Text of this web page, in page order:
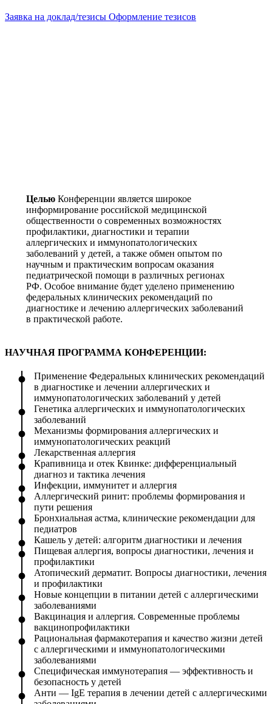
Заявка на доклад/тезисы Оформление тезисов
ЦельюКонференции является широкое
информирование российской медицинской
общественности о современных возможностях
профилактики, диагностики и терапии
аллергических и иммунопатологических
заболеваний у детей, а также обмен опытом по
научным и практическим вопросам оказания
педиатрической помощи в различных регионах
РФ. Особое внимание будет уделено применению
федеральных клинических рекомендаций по
диагностике и лечению аллергических заболеваний
в практической работе.
НАУЧНАЯ ПРОГРАММА КОНФЕРЕНЦИИ:
Применение Федеральных клинических рекомендаций
в диагностике и лечении аллергических и
иммунопатологических заболеваний у детей
Генетика аллергических и иммунопатологических
заболеваний
Механизмы формирования аллергических и
иммунопатологических реакций
Лекарственная аллергия
Крапивница и отек Квинке: дифференциальный
диагноз и тактика лечения
Инфекции, иммунитет и аллергия
Аллергический ринит: проблемы формирования и
пути решения
Бронхиальная астма, клинические рекомендации для
педиатров
Кашель у детей: алгоритм диагностики и лечения
Пищевая аллергия, вопросы диагностики, лечения и
профилактики
Атопический дерматит. Вопросы диагностики, лечения
и профилактики
Новые концепции в питании детей с аллергическими
заболеваниями
Вакцинация и аллергия. Современные проблемы
вакцинопрофилактики
Рациональная фармакотерапия и качество жизни детей
с аллергическими и иммунопатологическими
заболеваниями
Специфическая иммунотерапия — эффективность и
безопасность у детей
Анти — IgE терапия в лечении детей с аллергическими